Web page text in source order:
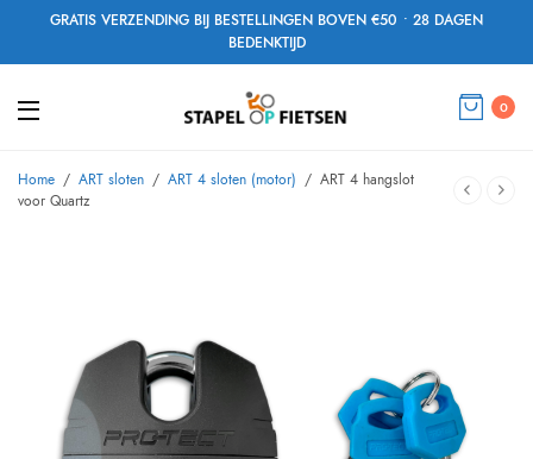
GRATIS VERZENDING BIJ BESTELLINGEN BOVEN €50 • 28 DAGEN
BEDENKTIJD
0
Home / ART sloten / ART 4 sloten (motor) / ART 4 hangslot
voor Quartz